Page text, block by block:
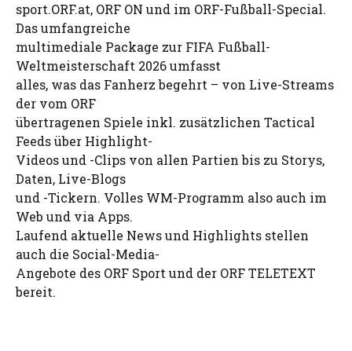
sport.ORF.at, ORF ON und im ORF-Fußball-Special.
Das umfangreiche
multimediale Package zur FIFA Fußball-
Weltmeisterschaft 2026 umfasst
alles, was das Fanherz begehrt – von Live-Streams
der vom ORF
übertragenen Spiele inkl. zusätzlichen Tactical
Feeds über Highlight-
Videos und -Clips von allen Partien bis zu Storys,
Daten, Live-Blogs
und -Tickern. Volles WM-Programm also auch im
Web und via Apps.
Laufend aktuelle News und Highlights stellen
auch die Social-Media-
Angebote des ORF Sport und der ORF TELETEXT
bereit.